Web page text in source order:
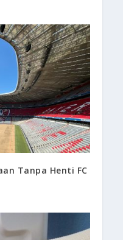
Tanpa Henti FC